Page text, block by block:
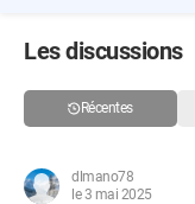
Les discussions
Récentes
dlmano78
le 3 mai 2025